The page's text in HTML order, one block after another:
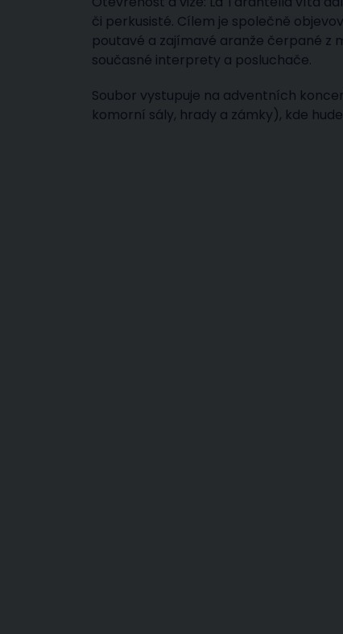
či perkusisté. Cílem je společně
poutavé a zajímavé aranže čerpané z
současné interprety a posluchače.
Soubor vystupuje na adventních
komorní sály, hrady a zámky), kde